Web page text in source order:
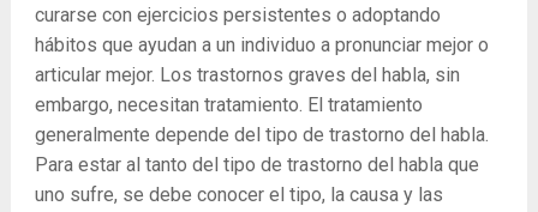
curarse con ejercicios persistentes o adoptando
hábitos que ayudan a un individuo a pronunciar mejor o
articular mejor. Los trastornos graves del habla, sin
embargo, necesitan tratamiento. El tratamiento
generalmente depende del tipo de trastorno del habla.
Para estar al tanto del tipo de trastorno del habla que
uno sufre, se debe conocer el tipo, la causa y las